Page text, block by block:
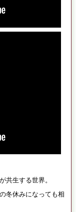
共生する世界。
冬休みになっても相